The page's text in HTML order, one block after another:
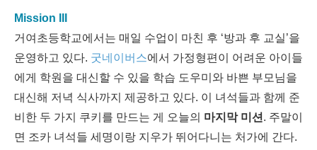
Mission III
거여초등학교에서는 매일 수업이 마친 후 ‘방과 후 교실’을
운영하고 있다. 굿네이버스에서 가정형편이 어려운 아이들
에게 학원을 대신할 수 있을 학습 도우미와 바쁜 부모님을
대신해 저녁 식사까지 제공하고 있다. 이 녀석들과 함께 준
비한 두 가지 쿠키를 만드는 게 오늘의 마지막 미션 . 주말이
면 조카 녀석들 세명이랑 지우가 뛰어다니는 처가에 간다.